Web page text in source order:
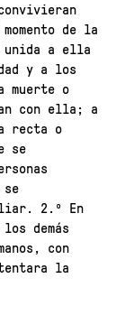
de la
unida a ella
y a los
muerte o
con ella; a
recta o
se
2.º En
demás
con
la